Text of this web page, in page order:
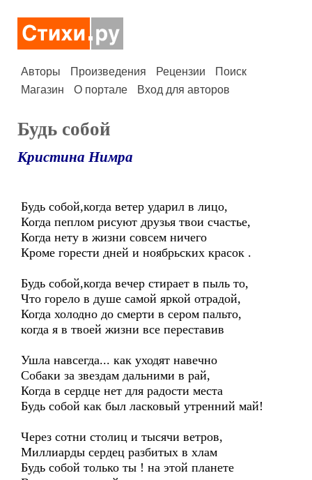
Авторы Произведения Рецензии
Поиск
Магазин
О портале Вход для авторов
Будь собой
Кристина Нимра
Будь собой,когда ветер ударил в лицо,
Когда пеплом рисуют друзья твои счастье,
Когда нету в жизни совсем ничего
Кроме горести дней и ноябрьских красок .
Будь собой,когда вечер стирает в пыль то,
Что горело в душе самой яркой отрадой,
Когда холодно до смерти в сером пальто,
когда я в твоей жизни все переставив
Ушла навсегда... как уходят навечно
Собаки за звездам дальними в рай,
Когда в сердце нет для радости места
Будь собой как был ласковый утренний май!
Через сотни столиц и тысячи ветров,
Миллиарды сердец разбитых в хлам
Будь собой только ты ! на этой планете